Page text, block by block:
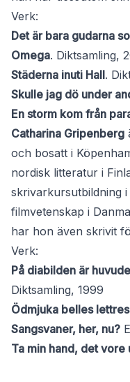
Verk:
Det är bara gudarna
Omega. Diktsamling,
Städerna inuti Hall.
Skulle jag dö under
En storm kom från
Catharina Gripenberg
och bosatt i
nordisk litteratur i
skrivarkursutbildning
filmvetenskap i
har hon även skrivit
Verk:
På diabilden är
Diktsamling, 1999
Ödmjuka belles
Sangsvaner, her, nu?
Ta min hand, det vore